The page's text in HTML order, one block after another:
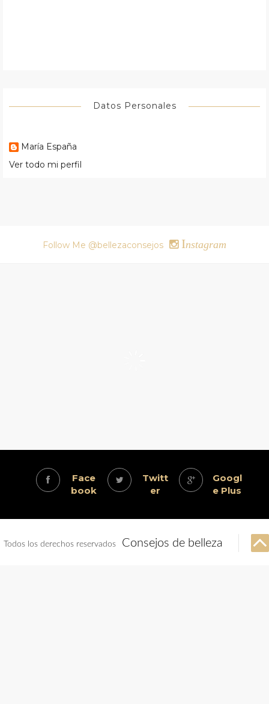
Datos Personales
María España
Ver todo mi perfil
Follow Me @bellezaconsejos Instagram
Face
book
Twitt
er
Googl
e Plus
Todos los derechos reservados Consejos de belleza